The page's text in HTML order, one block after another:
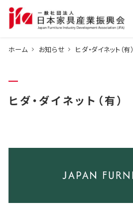
ホーム お知らせ ヒダ・ダイネット（有）
ヒダ・ダイネット（有）